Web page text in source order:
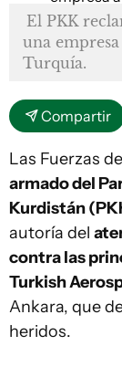
El PKK
una
Turquía.
Compartir
Las Fuerzas de
armado del
Kurdistán
autoría del
contra las
Turkish
Ankara, que
heridos.